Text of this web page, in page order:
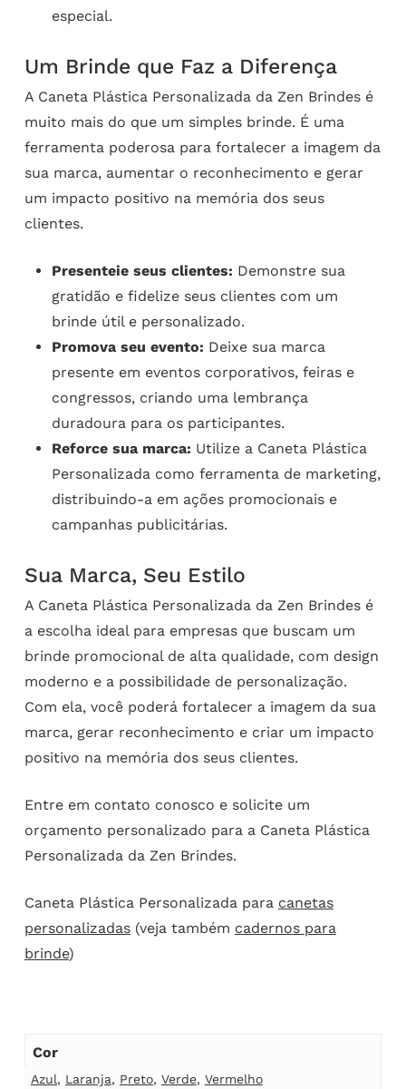
especial.
Um Brinde que Faz a Diferença
A Caneta Plástica Personalizada da Zen Brindes é
muito mais do que um simples brinde. É uma
ferramenta poderosa para fortalecer a imagem da
sua marca, aumentar o reconhecimento e gerar
um impacto positivo na memória dos seus
clientes.
Presenteie seus clientes: Demonstre sua
gratidão e fidelize seus clientes com um
brinde útil e personalizado.
Promova seu evento: Deixe sua marca
presente em eventos corporativos, feiras e
congressos, criando uma lembrança
duradoura para os participantes.
Reforce sua marca: Utilize a Caneta Plástica
Personalizada como ferramenta de marketing,
distribuindo-a em ações promocionais e
campanhas publicitárias.
Sua Marca, Seu Estilo
A Caneta Plástica Personalizada da Zen Brindes é
a escolha ideal para empresas que buscam um
brinde promocional de alta qualidade, com design
moderno e a possibilidade de personalização.
Com ela, você poderá fortalecer a imagem da sua
marca, gerar reconhecimento e criar um impacto
positivo na memória dos seus clientes.
Entre em contato conosco e solicite um
orçamento personalizado para a Caneta Plástica
Personalizada da Zen Brindes.
Caneta Plástica Personalizada para canetas
personalizadas(veja também cadernos para
brinde)
Cor
Azul, Laranja, Preto, Verde, Vermelho